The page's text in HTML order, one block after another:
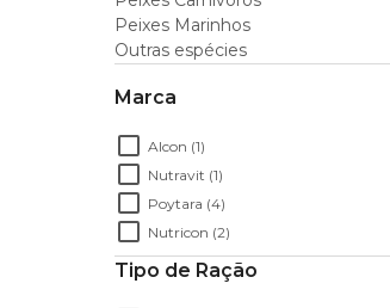
No pet shop online da Cobasi
melhores preços
. Aproveite
Não deixe faltar nada para o seu
precisa, selecione a frequência
todas as compras.
Peixes Marinhos
Outras espécies
Marca
Alcon (1)
Nutravit (1)
Poytara (4)
Nutricon (2)
Tipo de Ração